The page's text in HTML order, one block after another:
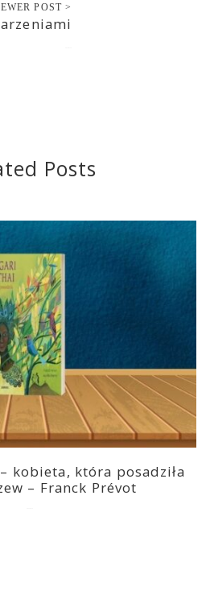
POST >
Posts
kobieta, która posadziła
– Franck Prévot